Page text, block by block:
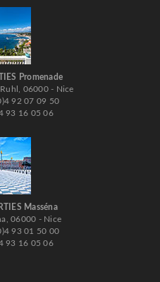
Promenade
06000 - Nice
92 07 09 50
93 16 05 06
Masséna
06000 - Nice
93 01 50 00
93 16 05 06